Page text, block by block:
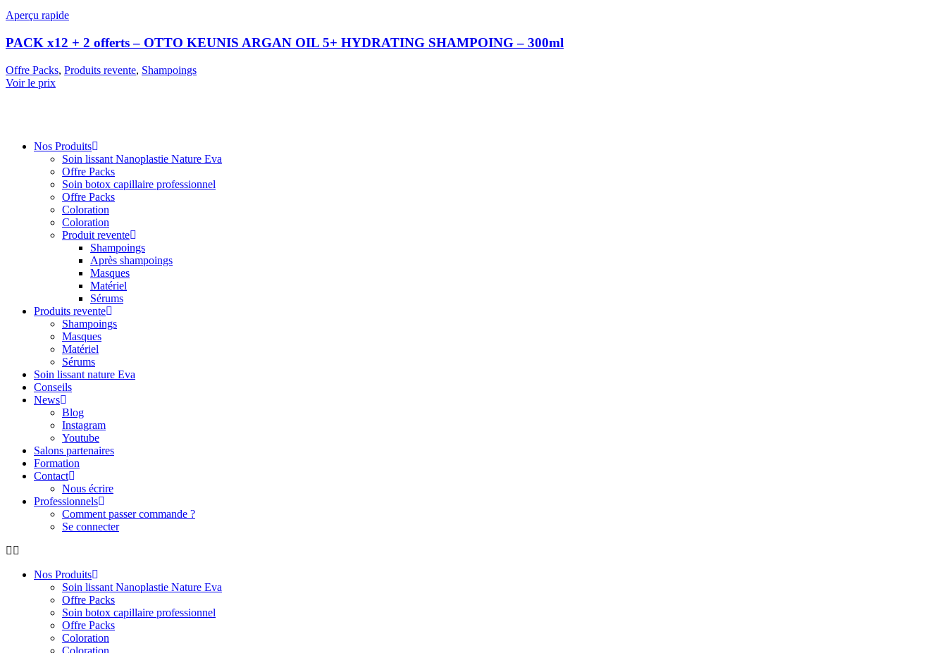
Aperçu rapide
PACK x12 + 2 offerts – OTTO KEUNIS ARGAN OIL 5+ HYDRATING SHAMPOING – 300ml
Offre Packs, Produits revente, Shampoings
Voir le prix
Nos Produits
Soin lissant Nanoplastie Nature Eva
Offre Packs
Soin botox capillaire professionnel
Offre Packs
Coloration
Coloration
Produit revente
Shampoings
Après shampoings
Masques
Matériel
Sérums
Produits revente
Shampoings
Masques
Matériel
Sérums
Soin lissant nature Eva
Conseils
News
Blog
Instagram
Youtube
Salons partenaires
Formation
Contact
Nous écrire
Professionnels
Comment passer commande ?
Se connecter
Nos Produits
Soin lissant Nanoplastie Nature Eva
Offre Packs
Soin botox capillaire professionnel
Offre Packs
Coloration
Coloration